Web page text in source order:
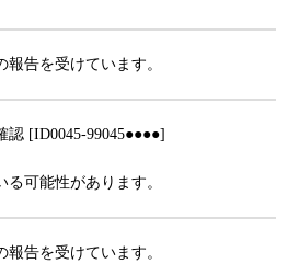
WG活動
入会案内
ンフレット
告を受けています。
[ID0045-99045●●●●]
る可能性があります。
告を受けています。